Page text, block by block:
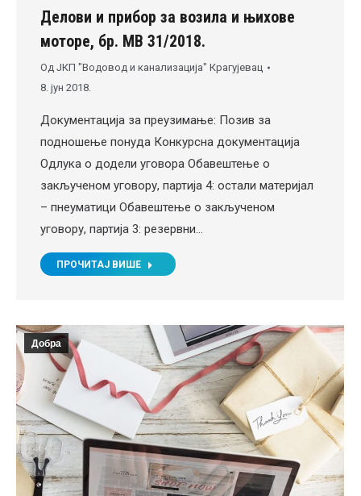
Делови и прибор за возила и њихове
моторе, бр. МВ 31/2018.
Од ЈКП "Водовод и канализација" Крагујевац
8. јун 2018.
Документација за преузимање: Позив за
подношење понуда Конкурсна документација
Одлука о додели уговора Обавештење о
закљученом уговору, партија 4: остали материјал
– пнеуматици Обавештење о закљученом
уговору, партија 3: резервни…
ПРОЧИТАЈ ВИШЕ
Добра